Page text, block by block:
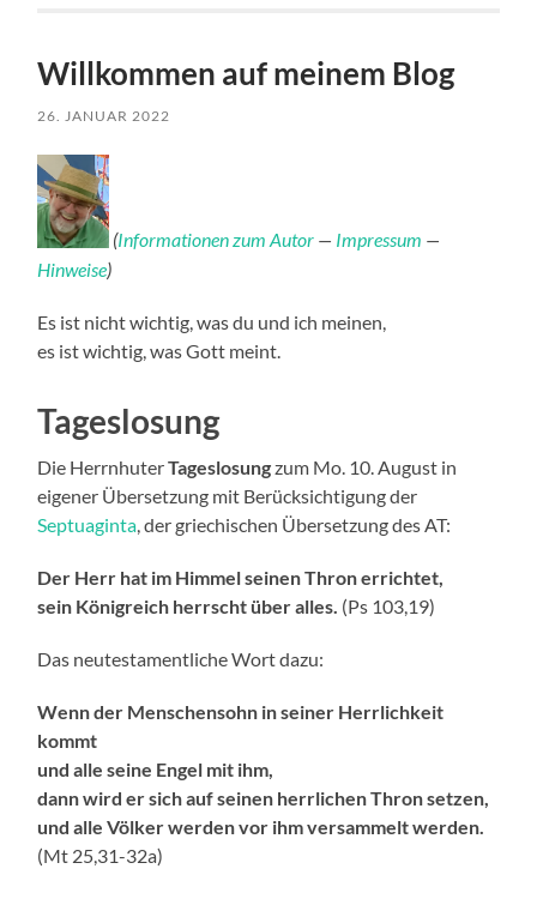
Willkommen auf meinem Blog
26. JANUAR 2022
(Informationen zum Autor — Impressum —
Hinweise)
Es ist nicht wichtig, was du und ich meinen,
es ist wichtig, was Gott meint.
Tageslosung
Die HerrnhuterTageslosungzum Mo. 10. August in
eigener Übersetzung mit Berücksichtigung der
Septuaginta, der griechischen Übersetzung des AT:
Der Herr hat im Himmel seinen Thron errichtet,
sein Königreich herrscht über alles. (Ps 103,19)
Das neutestamentliche Wort dazu:
Wenn der Menschensohn in seiner Herrlichkeit
kommt
und alle seine Engel mit ihm,
dann wird er sich auf seinen herrlichen Thron setzen,
und alle Völker werden vor ihm versammelt werden.
(Mt 25,31-32a)